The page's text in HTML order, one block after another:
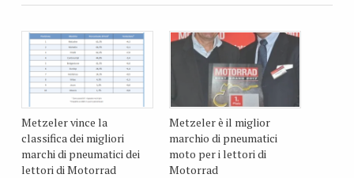
Metzeler vince la
classifica dei migliori
marchi di pneumatici dei
lettori di Motorrad
Metzeler è il miglior
marchio di pneumatici
moto per i lettori di
Motorrad